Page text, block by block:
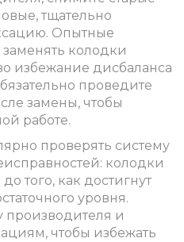
тщательно
Опытные
колодки
избежание дисбаланса
проведите
замены, чтобы
работе.
проверять систему
колодки
того, как достигнут
уровня.
производителя и
чтобы избежать